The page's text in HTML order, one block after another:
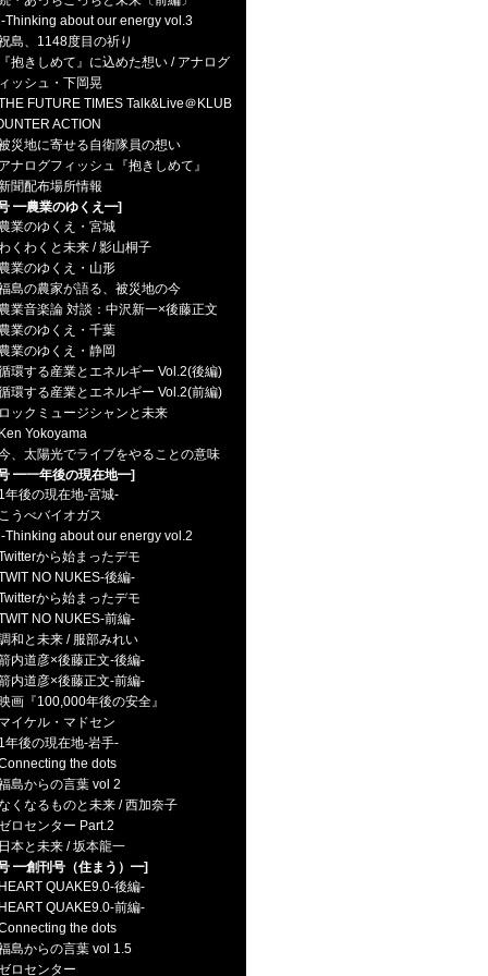
about our energy vol.3
島、1148度目の祈り
『抱きしめて』に込めた想い / アナログ
ッシュ・下岡晃
FUTURE TIMES Talk&Live＠KLUB
ACTION
災地に寄せる自衛隊員の想い
アナログフィッシュ『抱きしめて』
聞配布場所情報
━農業のゆくえ━]
農業のゆくえ・宮城
くわくと未来 / 影山桐子
農業のゆくえ・山形
島の農家が語る、被災地の今
農業音楽論 対談：中沢新一×後藤正文
農業のゆくえ・千葉
農業のゆくえ・静岡
環する産業とエネルギー Vol.2(後編)
環する産業とエネルギー Vol.2(前編)
ロックミュージシャンと未来
Yokoyama
、太陽光でライブをやることの意味
━一年後の現在地━]
1年後の現在地-宮城-
こうべバイオガス
about our energy vol.2
から始まったデモ
NO NUKES-後編-
から始まったデモ
NO NUKES-前編-
和と未来 / 服部みれい
内道彦×後藤正文-後編-
内道彦×後藤正文-前編-
画『100,000年後の安全』
イケル・マドセン
1年後の現在地-岩手-
the dots
島からの言葉 vol 2
くなるものと未来 / 西加奈子
ロセンター Part.2
日本と未来 / 坂本龍一
━創刊号（住まう）━]
HEART QUAKE9.0-後編-
HEART QUAKE9.0-前編-
the dots
島からの言葉 vol 1.5
ロセンター